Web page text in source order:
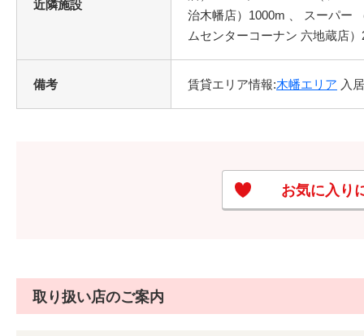
近隣施設
治木幡店）1000m 、 スーパー
ムセンターコーナン 六地蔵店
備考 賃貸エリア情報:木幡エリア 入
お気に入り
取り扱い店のご案内